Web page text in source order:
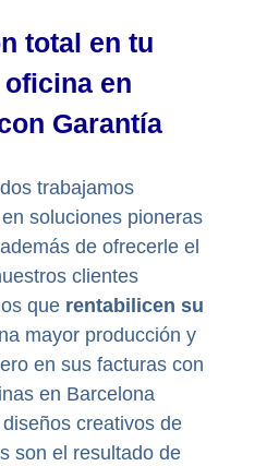
total en tu
en
Garantía
trabajamos
soluciones pioneras
de ofrecerle el
clientes
que rentabilicen su
mayor producción y
en sus facturas con
en Barcelona
creativos de
son el resultado de